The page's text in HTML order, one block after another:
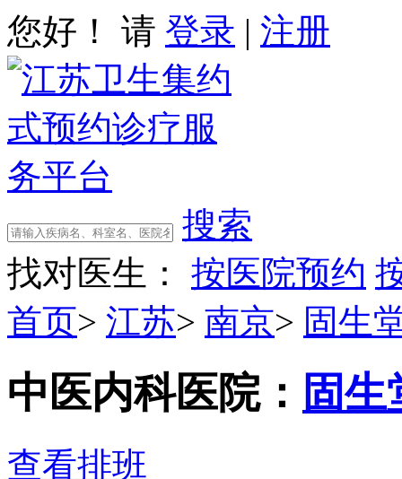
您好！ 请 登录 | 注册
搜索
找对医生：
按医院预约
首页> 江苏> 南京> 固生
中医内科医院： 固
查看排班